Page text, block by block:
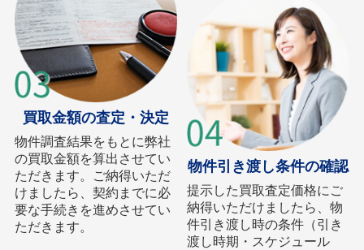
買取金額の査定・決定
物件調査結果をもとに弊社
の買取金額を算出させてい
ただきます。ご納得いただ
けましたら、契約までに必
要な手続きを進めさせてい
ただきます。
物件引き渡し条件の確認
提示した買取査定価格にご
納得いただけましたら、物
件引き渡し時の条件（引き
渡し時期・スケジュール